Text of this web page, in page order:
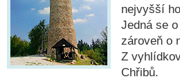
nejvyšší
Jedná se
zároveň o
Z
Chřibů.